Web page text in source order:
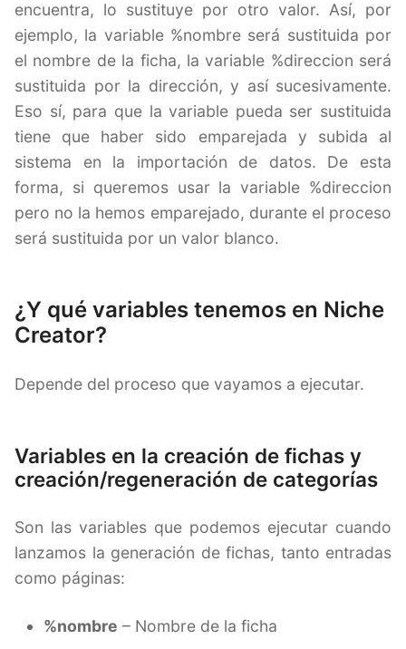
encuentra, lo sustituye por otro valor. Así, por
ejemplo, la variable %nombre será sustituida por
el nombre de la ficha, la variable %direccion será
sustituida por la dirección, y así sucesivamente.
Eso sí, para que la variable pueda ser sustituida
tiene que haber sido emparejada y subida al
sistema en la importación de datos. De esta
forma, si queremos usar la variable %direccion
pero no la hemos emparejado, durante el proceso
será sustituida por un valor blanco.
¿Y qué variables tenemos en Niche
Creator?
Depende del proceso que vayamos a ejecutar.
Variables en la creación de fichas y
creación/regeneración de categorías
Son las variables que podemos ejecutar cuando
lanzamos la generación de fichas, tanto entradas
como páginas:
%nombre – Nombre de la ficha